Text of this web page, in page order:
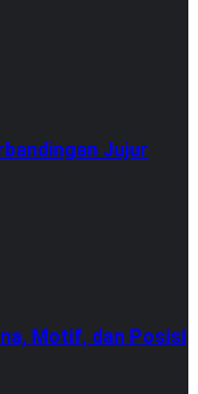
Jujur
Motif, dan Posisi